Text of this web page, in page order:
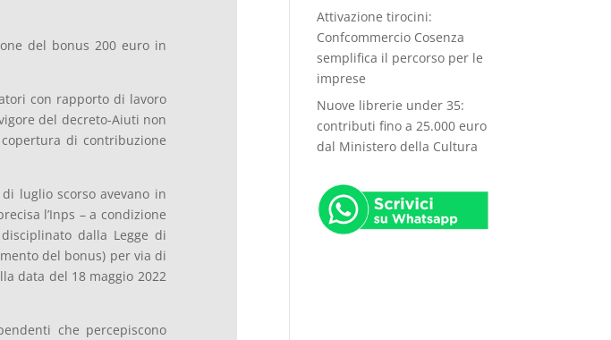
del bonus 200 euro in
con rapporto di lavoro
del decreto-Aiuti non
di contribuzione
luglio scorso avevano in
l’Inps – a condizione
dalla Legge di
del bonus) per via di
data del 18 maggio 2022
che percepiscono
Attivazione tirocini:
Confcommercio Cosenza
semplifica il percorso per le
imprese
Nuove librerie under 35:
contributi fino a 25.000 euro
dal Ministero della Cultura